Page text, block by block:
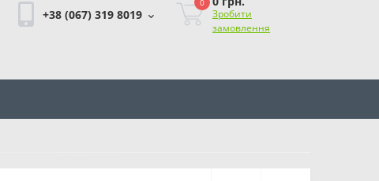
+38 (067) 319 8019
0
Зробити
замовлення